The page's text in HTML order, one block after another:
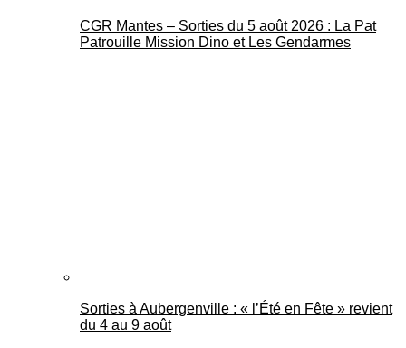
CGR Mantes – Sorties du 5 août 2026 : La Pat
Patrouille Mission Dino et Les Gendarmes
Sorties à Aubergenville : « l’Été en Fête » revient
du 4 au 9 août